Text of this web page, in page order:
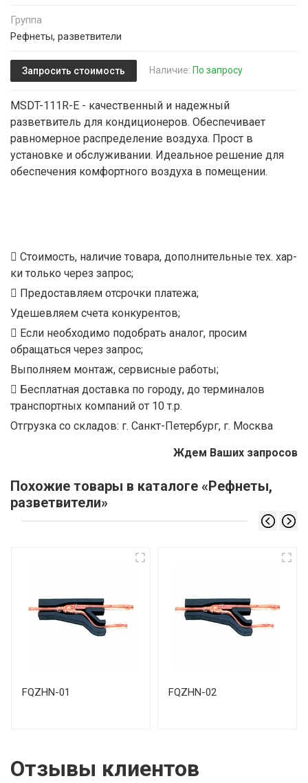
Группа
Рефнеты, разветвители
Запросить стоимость Наличие: По запросу
MSDT-111R-E - качественный и надежный
разветвитель для кондиционеров. Обеспечивает
равномерное распределение воздуха. Прост в
установке и обслуживании. Идеальное решение для
обеспечения комфортного воздуха в помещении.
Стоимость, наличие товара, дополнительные тех. хар-
ки только через запрос;
Предоставляем отсрочки платежа;
Удешевляем счета конкурентов;
Если необходимо подобрать аналог, просим
обращаться через запрос;
Выполняем монтаж, сервисные работы;
Бесплатная доставка по городу, до терминалов
транспортных компаний от 10 т.р.
Отгрузка со складов: г. Санкт-Петербург, г. Москва
Ждем Ваших запросов
Похожие товары в каталоге «Рефнеты,
разветвители»
FQZHN-01 FQZHN-02
Отзывы клиентов